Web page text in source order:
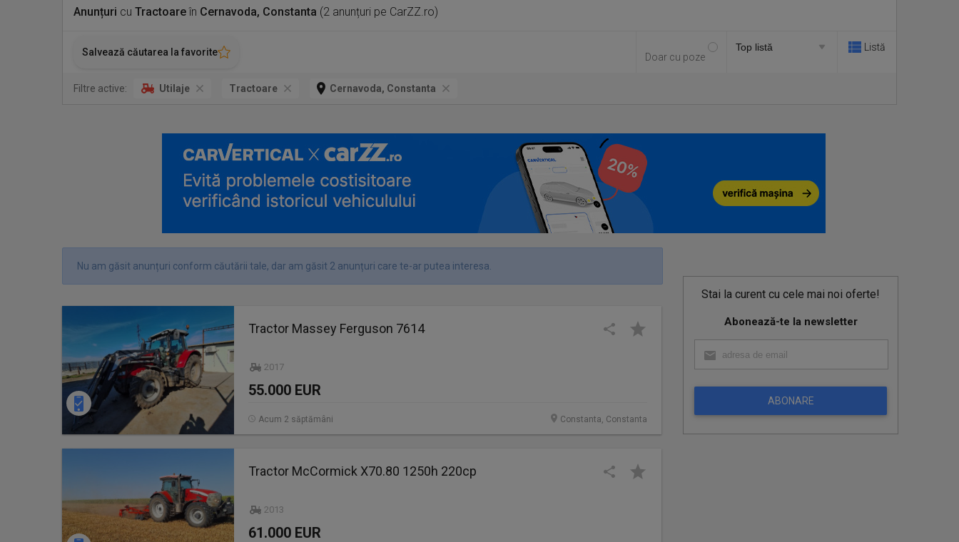
Anunțuri cu Tractoareîn Cernavoda, Constanta (2 anunțuri pe CarZZ.ro)
Salvează căutarea la favorite Doar cu poze
Listă
Filtre active: Utilaje Tractoare Cernavoda, Constanta
Stai la curent cu cele mai noi oferte!
Abonează-te la newsletter
ABONARE
Nu am găsit anunțuri conform căutării tale, dar am găsit 2 anunțuri care te-ar putea interesa.
Tractor Massey Ferguson 7614
2017
55.000 EUR
Constanta, Constanta
Acum 2 săptămâni
Tractor McCormick X70.80 1250h 220cp
2013
61.000 EUR